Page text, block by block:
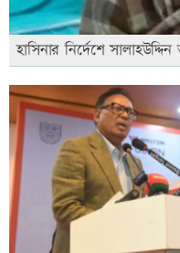
হাসিনার নির্দেশে